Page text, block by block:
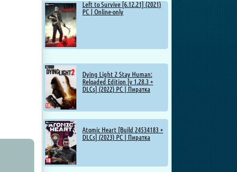
Left to Survive [6.12.21] (2021)
PC | Online-only
Dying Light 2 Stay Human:
Reloaded Edition [v 1.28.3 +
DLCs] (2022) PC | Пиратка
Atomic Heart [Build 24534183 +
DLCs] (2023) PC | Пиратка